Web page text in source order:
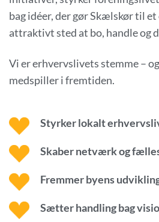
bag idéer, der gør Skælskør til et
attraktivt sted at bo, handle og
Vi er erhvervslivets stemme –
medspiller i fremtiden.
Styrker lokalt
Skaber netværk og
Fremmer byens
Sætter handling bag